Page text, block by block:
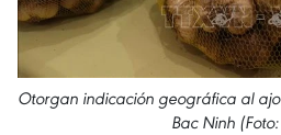
Otorgan indicación geográfica al
Bac Ninh